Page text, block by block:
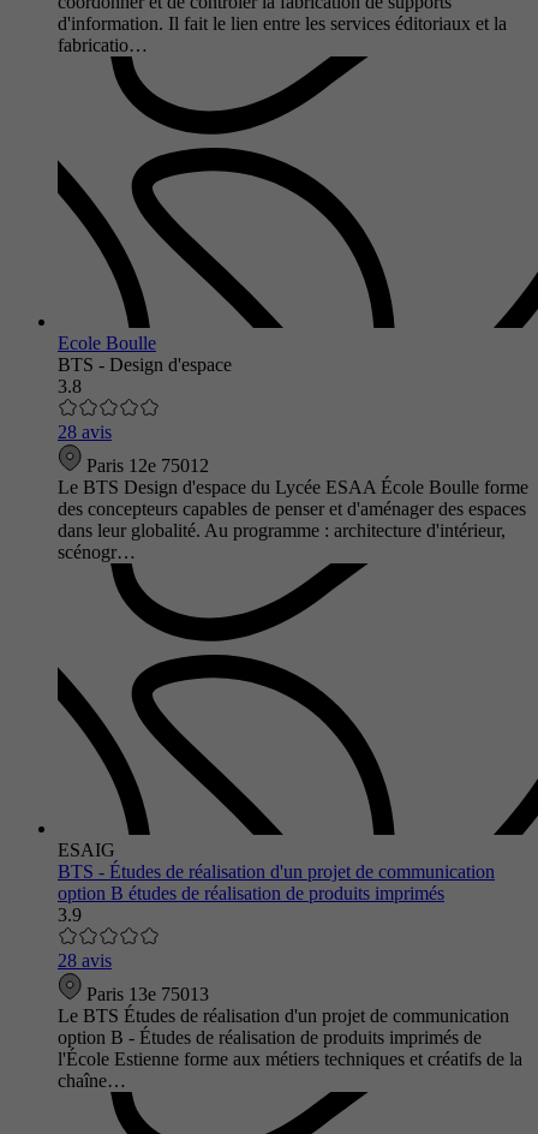
d'information. Il fait le lien entre les services éditoriaux et la
fabricatio…
Ecole Boulle
BTS - Design d'espace
3.8
28 avis
Paris 12e 75012
Le BTS Design d'espace du Lycée ESAA École Boulle forme
des concepteurs capables de penser et d'aménager des espaces
dans leur globalité. Au programme : architecture d'intérieur,
scénogr…
ESAIG
BTS - Études de réalisation d'un projet de communication
option B études de réalisation de produits imprimés
3.9
28 avis
Paris 13e 75013
Le BTS Études de réalisation d'un projet de communication
option B - Études de réalisation de produits imprimés de
l'École Estienne forme aux métiers techniques et créatifs de la
chaîne…